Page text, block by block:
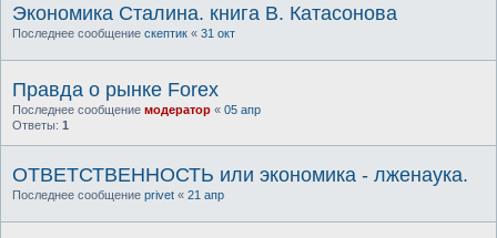
Экономика Сталина. книга В. Катасонова
Последнее сообщение скептик « 31 окт
Правда о рынке Forex
Последнее сообщение модератор « 05 апр
Ответы: 1
ОТВЕТСТВЕННОСТЬ или экономика - лженаука.
Последнее сообщение privet « 21 апр